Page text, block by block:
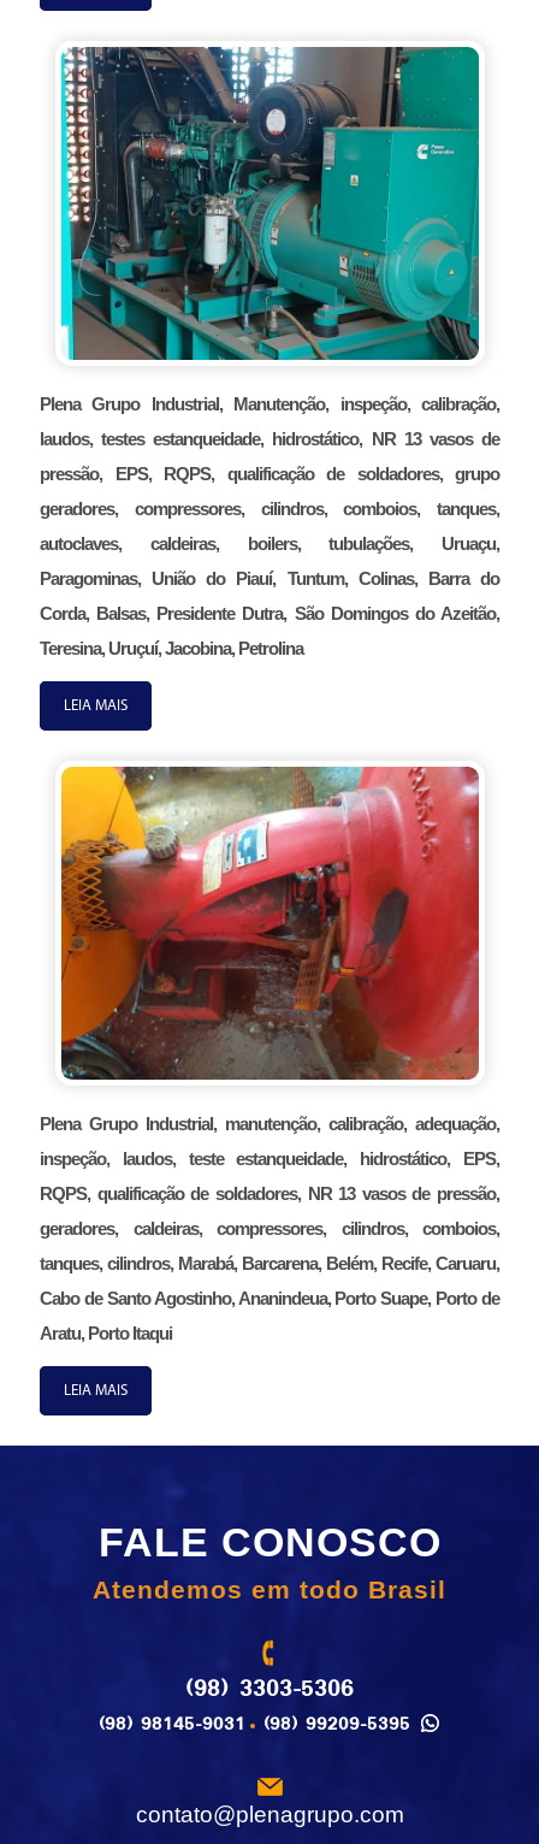
Plena Grupo Industrial, Manutenção, inspeção, calibração,
laudos, testes estanqueidade, hidrostático, NR 13 vasos de
pressão, EPS, RQPS, qualificação de soldadores, grupo
geradores, compressores, cilindros, comboios, tanques,
autoclaves, caldeiras, boilers, tubulações, Uruaçu,
Paragominas, União do Piauí, Tuntum, Colinas, Barra do
Corda, Balsas, Presidente Dutra, São Domingos do Azeitão,
Teresina, Uruçuí, Jacobina, Petrolina
LEIA MAIS
Plena Grupo Industrial, manutenção, calibração, adequação,
inspeção, laudos, teste estanqueidade, hidrostático, EPS,
RQPS, qualificação de soldadores, NR 13 vasos de pressão,
geradores, caldeiras, compressores, cilindros, comboios,
tanques, cilindros, Marabá, Barcarena, Belém, Recife, Caruaru,
Cabo de Santo Agostinho, Ananindeua, Porto Suape, Porto de
Aratu, Porto Itaqui
LEIA MAIS
FALE CONOSCO
Atendemos em todo Brasil
(98) 3303-5306
(98) 98145-9031 (98) 99209-5395
contato@plenagrupo.com